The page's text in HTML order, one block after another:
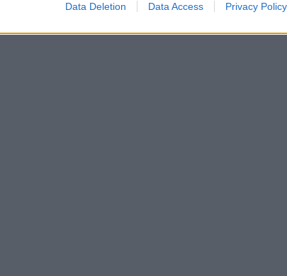
Data Deletion Data Access Privacy Policy